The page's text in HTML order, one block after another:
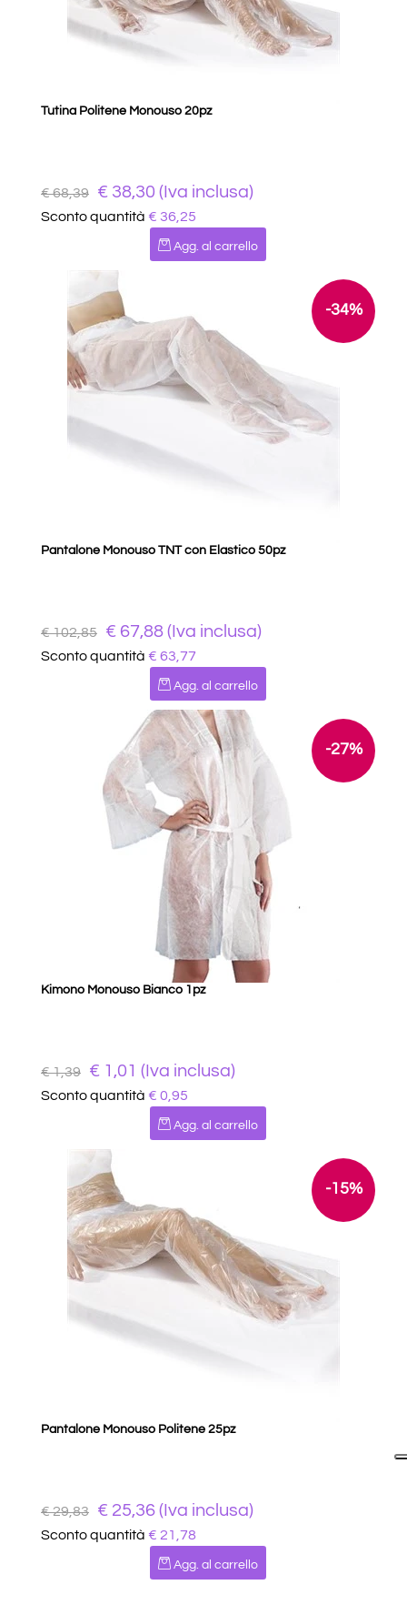
Tutina Politene Monouso 20pz
€ 68,39 € 38,30 (Iva inclusa)
Sconto quantità € 36,25
Quantità
Agg. al carrello
-34%
Pantalone Monouso TNT con Elastico 50pz
€ 102,85 € 67,88 (Iva inclusa)
Sconto quantità € 63,77
Quantità
Agg. al carrello
-27%
Kimono Monouso Bianco 1pz
€ 1,39 € 1,01 (Iva inclusa)
Sconto quantità € 0,95
Quantità
Agg. al carrello
-15%
Pantalone Monouso Politene 25pz
€ 29,83 € 25,36 (Iva inclusa)
Sconto quantità € 21,78
Quantità
Agg. al carrello